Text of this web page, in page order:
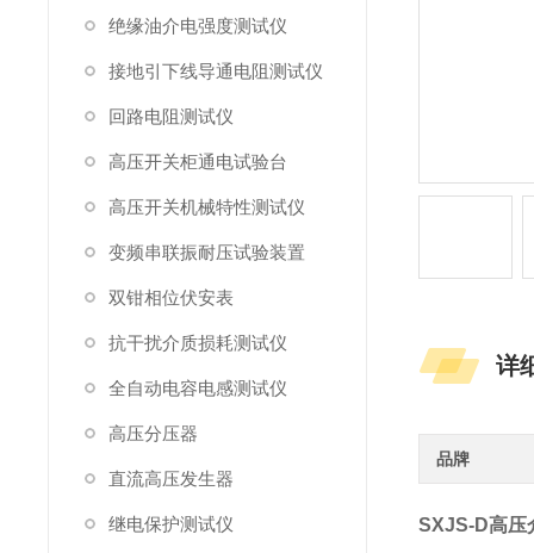
绝缘油介电强度测试仪
接地引下线导通电阻测试仪
回路电阻测试仪
高压开关柜通电试验台
高压开关机械特性测试仪
变频串联振耐压试验装置
双钳相位伏安表
抗干扰介质损耗测试仪
全自动电容电感测试仪
高压分压器
直流高压发生器
继电保护测试仪
详
品牌
SXJS-D高压